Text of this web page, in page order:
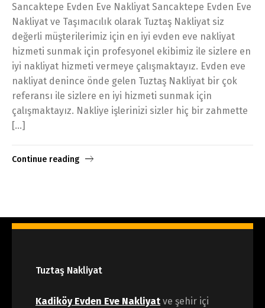
Sancaktepe Evden Eve Nakliyat Sancaktepe Evden Eve
Nakliyat ve Taşımacılık olarak Tuztaş Nakliyat siz
değerli müşterilerimiz için en iyi evden eve nakliyat
hizmeti sunmak için profesyonel ekibimiz ile sizlere en
iyi nakliyat hizmeti vermeye çalışmaktayız. Evden eve
nakliyat denince önde gelen Tuztaş Nakliyat bir çok
referansı ile sizlere en iyi hizmeti sunmak için
çalışmaktayız. Nakliye işlerinizi sizler hiç bir zahmette
[…]
Continue reading
Tuztaş Nakliyat
Kadiköy Evden Eve Nakliyat ve şehir içi